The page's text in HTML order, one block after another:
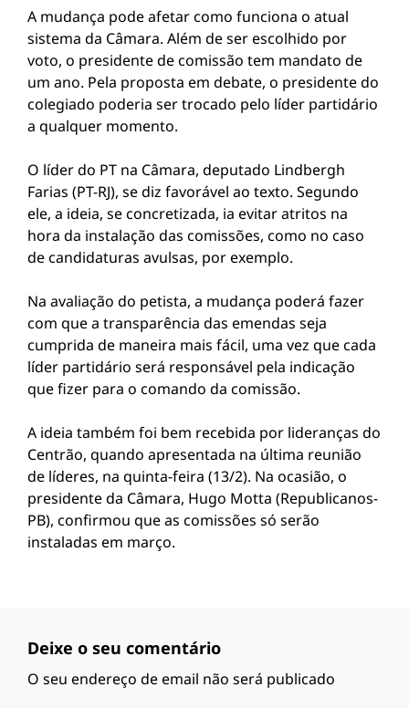
A mudança pode afetar como funciona o atual
sistema da Câmara. Além de ser escolhido por
voto, o presidente de comissão tem mandato de
um ano. Pela proposta em debate, o presidente do
colegiado poderia ser trocado pelo líder partidário
a qualquer momento.
O líder do PT na Câmara, deputado Lindbergh
Farias (PT-RJ), se diz favorável ao texto. Segundo
ele, a ideia, se concretizada, ia evitar atritos na
hora da instalação das comissões, como no caso
de candidaturas avulsas, por exemplo.
Na avaliação do petista, a mudança poderá fazer
com que a transparência das emendas seja
cumprida de maneira mais fácil, uma vez que cada
líder partidário será responsável pela indicação
que fizer para o comando da comissão.
A ideia também foi bem recebida por lideranças do
Centrão, quando apresentada na última reunião
de líderes, na quinta-feira (13/2). Na ocasião, o
presidente da Câmara, Hugo Motta (Republicanos-
PB), confirmou que as comissões só serão
instaladas em março.
Deixe o seu comentário
O seu endereço de email não será publicado